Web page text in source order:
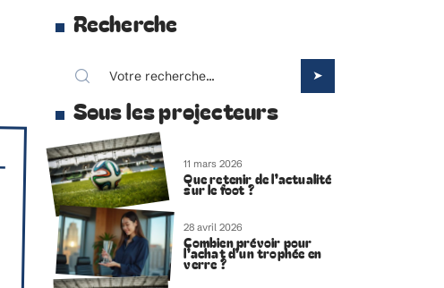
Recherche
Sous les projecteurs
11 mars 2026
Que retenir de l’actualité
sur le foot ?
28 avril 2026
Combien prévoir pour
l’achat d’un trophée en
verre ?